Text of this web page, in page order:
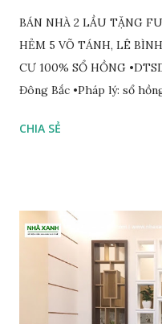
BÁN NHÀ 2 LẦU TẶNG
HẺM 5 VÕ TÁNH, LÊ
CƯ 100% SỔ HỒNG
Đông Bắc •Pháp lý: sổ
cao cấp ,bục ngồi sofa
Tiểu học, THCS Lê Bình,
hội,... •Hệ thống đường xá,
Răng và đại học Tây Đô.
Cái Răng: 1 km. •Cách
•Thích hợp kinh doanh
CHIA SẺ